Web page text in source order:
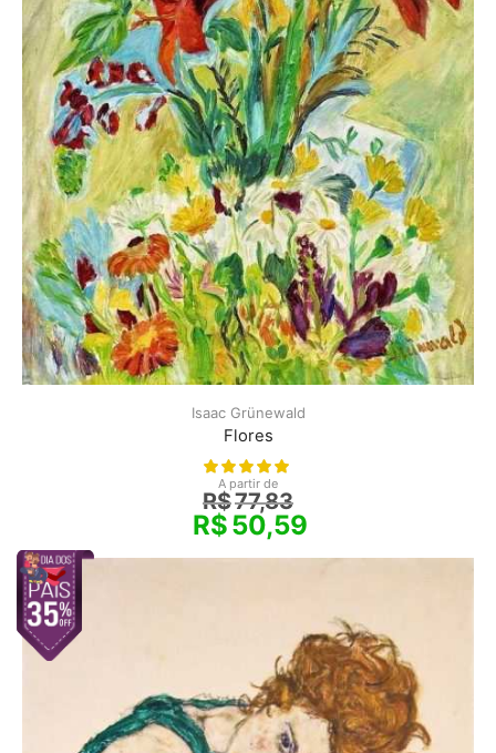
Isaac Grünewald
Flores
A partir de
R$77,83
R$50,59